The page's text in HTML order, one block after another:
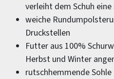
verleiht dem Schuh
weiche
Druckstellen
Futter aus 100%
Herbst und Winter
rutschhemmende Sohle